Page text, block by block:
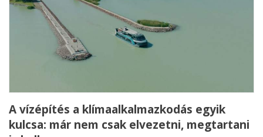
A vízépítés a klímaalkalmazkodás egyik
kulcsa: már nem csak elvezetni, megtartani